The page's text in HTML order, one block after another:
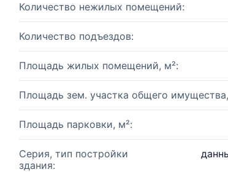
Количество нежилых помещений:
Количество подъездов:
Площадь жилых помещений, м²:
Площадь зем. участка общего
Площадь парковки, м²:
Серия, тип постройки
здания: